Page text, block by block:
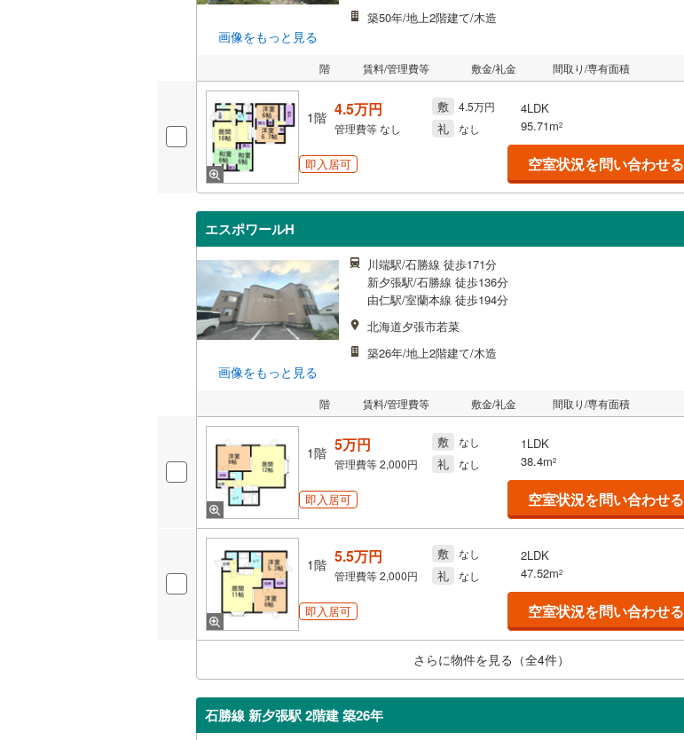
画像をもっと見る
築50年/地上2階建て/木造
階 賃料/管理費等 敷金/礼金 間取り/専有面積
1階 4.5万円
管理費等なし
敷 4.5万円
礼 なし
4LDK
95.71m2
即入居可 空室状況を問い合わせる
エスポワールH
画像をもっと見る
川端駅/石勝線 徒歩171分
新夕張駅/石勝線 徒歩136分
由仁駅/室蘭本線 徒歩194分
北海道夕張市若菜
築26年/地上2階建て/木造
階 賃料/管理費等 敷金/礼金 間取り/専有面積
1階 5万円
管理費等2,000円
敷 なし
礼 なし
1LDK
38.4m2
即入居可 空室状況を問い合わせる
1階 5.5万円
管理費等2,000円
敷 なし
礼 なし
2LDK
47.52m2
即入居可 空室状況を問い合わせる
さらに物件を見る（全4件）
石勝線 新夕張駅 2階建 築26年